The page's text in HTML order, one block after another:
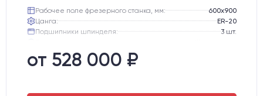
Рабочее поле фрезерного станка, мм:
600х900
Цанга:
ER-20
Подшипники шпинделя:
3 шт.
Тип стола:
от 528 000 ₽